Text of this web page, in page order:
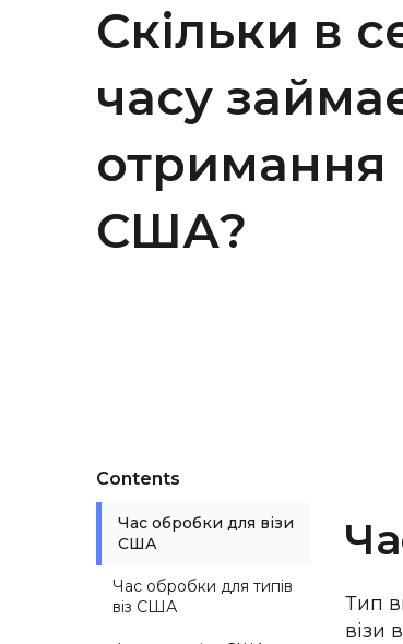
Скільки в
часу
отримання
США?
Contents
Час обробки для візи
США
Час обробки для типів
віз США
Тип
візи